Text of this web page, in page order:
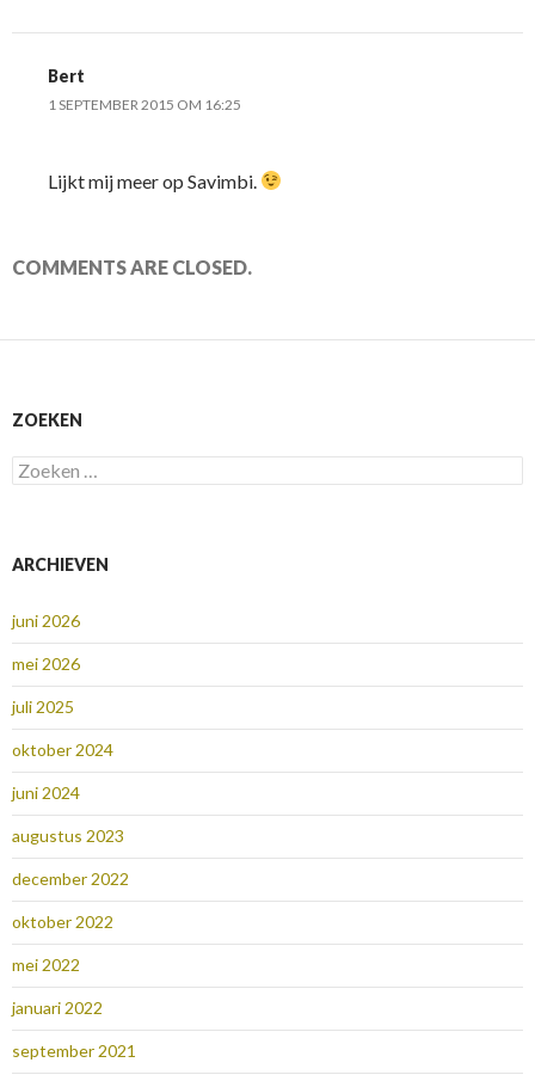
Bert
1 SEPTEMBER 2015 OM 16:25
Lijkt mij meer op Savimbi.
COMMENTS ARE CLOSED.
ZOEKEN
Zoeken
naar:
ARCHIEVEN
juni 2026
mei 2026
juli 2025
oktober 2024
juni 2024
augustus 2023
december 2022
oktober 2022
mei 2022
januari 2022
september 2021